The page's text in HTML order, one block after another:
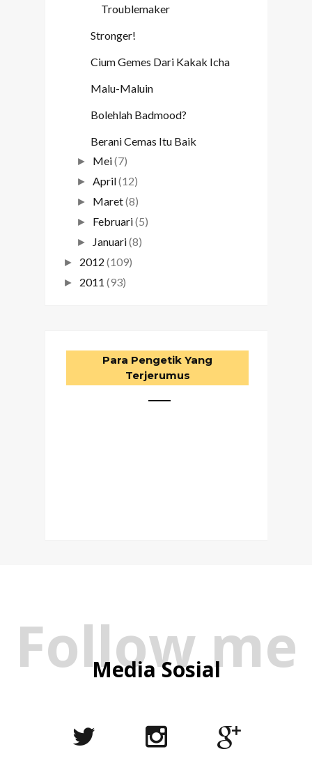
Troublemaker
Stronger!
Cium Gemes Dari Kakak Icha
Malu-Maluin
Bolehlah Badmood?
Berani Cemas Itu Baik
► Mei(7)
►April(12)
► Maret(8)
► Februari(5)
► Januari(8)
► 2012 (109)
► 2011 (93)
Para Pengetik Yang
Terjerumus
Follow me
Media Sosial